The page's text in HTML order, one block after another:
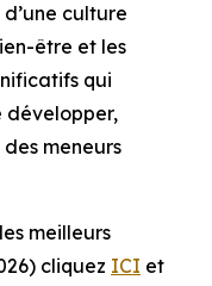
culture
être et les
qui
développer,
meneurs
meilleurs
cliquez ICI et